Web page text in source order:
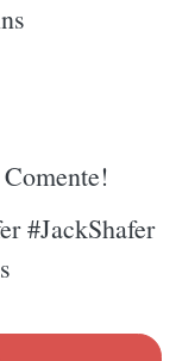
#JackShafer